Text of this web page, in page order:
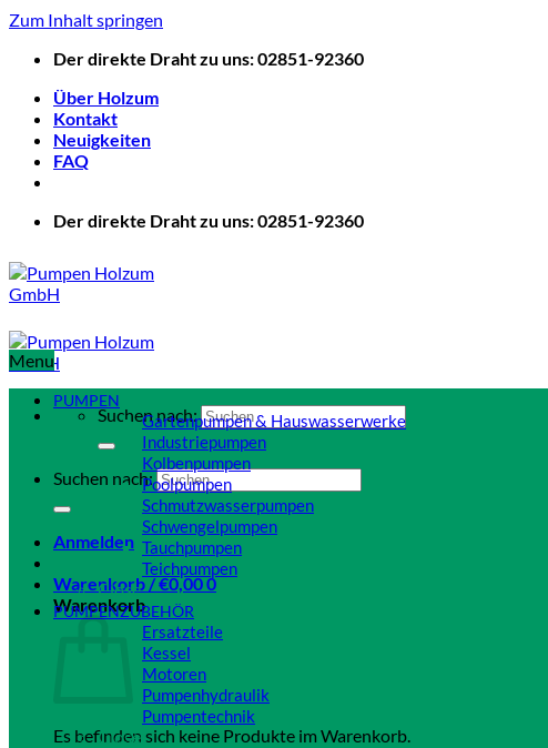
Zum Inhalt springen
Der direkte Draht zu uns: 02851-92360
Über Holzum
Kontakt
Neuigkeiten
FAQ
Der direkte Draht zu uns: 02851-92360
Suchen nach:
Suchen nach:
Anmelden
Warenkorb /€0,000
Warenkorb
Es befinden sich keine Produkte im Warenkorb.
Menu
PUMPEN
Gartenpumpen & Hauswasserwerke
Industriepumpen
Kolbenpumpen
Poolpumpen
Schmutzwasserpumpen
Schwengelpumpen
Tauchpumpen
Teichpumpen
Close
PUMPENZUBEHÖR
Ersatzteile
Kessel
Motoren
Pumpenhydraulik
Pumpentechnik
Close